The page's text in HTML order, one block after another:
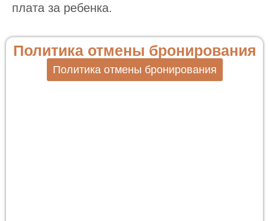
плата за ребенка.
Политика отмены бронирования
Политика отмены бронирования